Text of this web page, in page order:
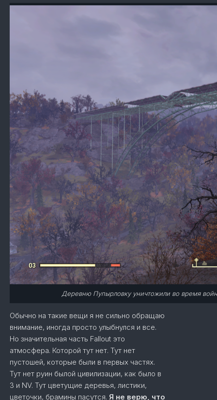
Деревню Пупырловку уничтожили во время
Обычно на такие вещи я не сильно обращаю
внимание, иногда просто улыбнулся и все.
Но значительная часть Fallout это
атмосфера. Которой тут нет. Тут нет
пустошей, которые были в первых частях.
Тут нет руин былой цивилизации, как было в
3 и NV. Тут цветущие деревья, листики,
цветочки, брамины пасутся. Я не верю, что